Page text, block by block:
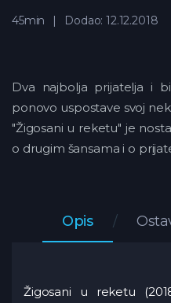
45min Dodao: 12.12.2018
Dva najbolja prijatelja i
ponovo uspostave svoj
"Žigosani u reketu" je
o drugim šansama i o
Opis
Žigosani u reketu